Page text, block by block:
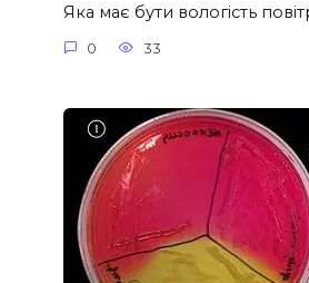
Яка має бути вологість
0 33